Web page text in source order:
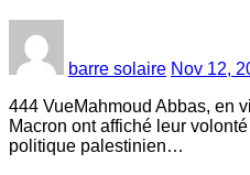
barre solaire Nov 12,
444 VueMahmoud Abbas, en
Macron ont affiché leur
politique palestinien…